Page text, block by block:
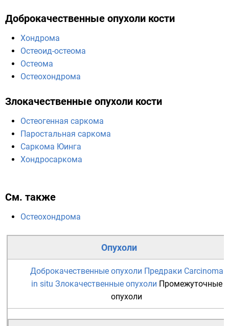
Доброкачественные опухоли кости
Хондрома
Остеоид-остеома
Остеома
Остеохондрома
Злокачественные опухоли кости
Остеогенная саркома
Паростальная саркома
Саркома Юинга
Хондросаркома
См. также
Остеохондрома
Опухоли
Доброкачественные опухоли Предраки Carcinoma
in situ Злокачественные опухоли Промежуточные
опухоли